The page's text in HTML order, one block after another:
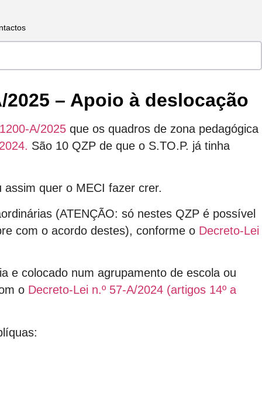
2025 – Apoio à deslocação
A/2025 que os quadros de zona pedagógica
São 10 QZP de que o S.TO.P. já tinha
quer o MECI fazer crer.
(ATENÇÃO: só nestes QZP é possível
com o acordo destes), conforme o Decreto-Lei
e colocado num agrupamento de escola ou
o Decreto-Lei n.º 57-A/2024 (artigos 14º a